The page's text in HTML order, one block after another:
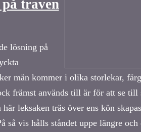
traven
lösning på
män kommer i olika storlekar,
främst används till är för att se till
leksaken träs över ens kön
så vis hålls ståndet uppe längre och